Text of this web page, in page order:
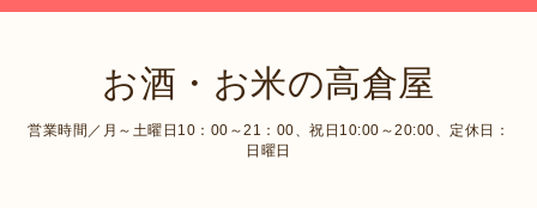
お酒・お米の高倉屋
営業時間／月～土曜日10：00～21：00、祝日10:00～20:00、定休日：
日曜日